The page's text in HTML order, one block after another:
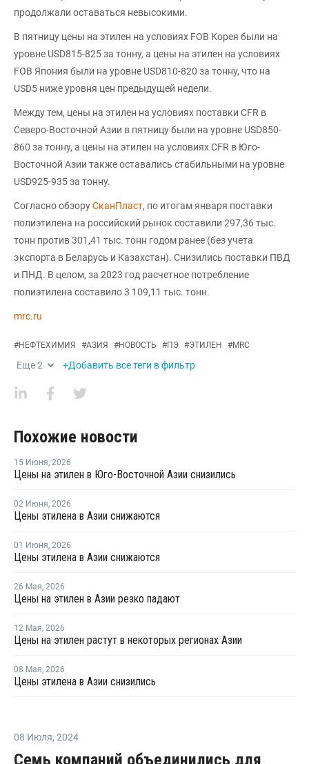
продолжали оставаться невысокими.
В пятницу цены на этилен на условиях FOB Корея были на
уровне USD815-825 за тонну, а цены на этилен на условиях
FOB Япония были на уровне USD810-820 за тонну, что на
USD5 ниже уровня цен предыдущей недели.
Между тем, цены на этилен на условиях поставки CFR в
Северо-Восточной Азии в пятницу были на уровне USD850-
860 за тонну, а цены на этилен на условиях CFR в Юго-
Восточной Азии также оставались стабильными на уровне
USD925-935 за тонну.
Согласно обзоруСканПласт, по итогам января поставки
полиэтилена на российский рынок составили 297,36 тыс.
тонн против 301,41 тыс. тонн годом ранее (без учета
экспорта в Беларусь и Казахстан). Снизились поставки ПВД
и ПНД. В целом, за 2023 год расчетное потребление
полиэтилена составило 3 109,11 тыс. тонн.
mrc.ru
#НЕФТЕХИМИЯ #АЗИЯ #НОВОСТЬ #ПЭ #ЭТИЛЕН #MRC
Еще2 +Добавить все теги в фильтр
Похожие новости
15 Июня, 2026
Цены на этилен в Юго-Восточной Азии снизились
02 Июня, 2026
Цены этилена в Азии снижаются
01 Июня, 2026
Цены этилена в Азии снижаются
26 Мая, 2026
Цены на этилен в Азии резко падают
12 Мая, 2026
Цены на этилен растут в некоторых регионах Азии
08 Мая, 2026
Цены этилена в Азии снизились
08 Июля, 2024
Семь компаний объединились для